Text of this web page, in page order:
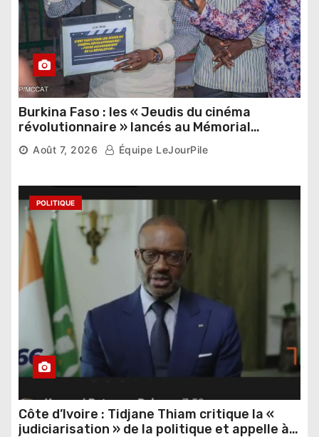
Burkina Faso : les « Jeudis du cinéma
révolutionnaire » lancés au Mémorial
Thomas Sankara
Août 7, 2026 Équipe LeJourPile
POLITIQUE
Côte d’Ivoire : Tidjane Thiam critique la «
judiciarisation » de la politique et appelle à